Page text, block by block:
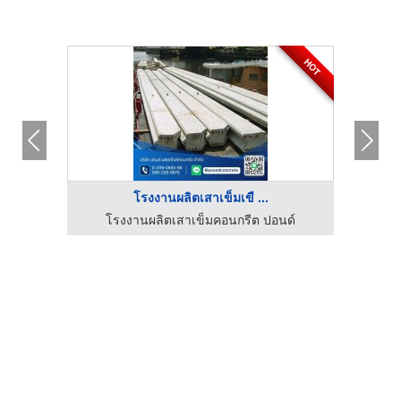
HOT
โรงงานผลิตเสาเข็มเขื ...
โรงงานผลิตเสาเข็มคอนกรีต ปอนด์